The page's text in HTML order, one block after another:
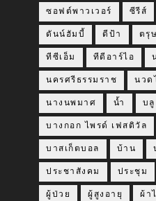
ซอฟต์พาวเวอร์ ซีรีส์
ดันน์ฮัมบี้ ดีป้า ตรุ
ทีซีเอ็ม ทีดีอาร์ไอ
นครศรีธรรมราช นวด
นางนพมาศ น้ำ บลู
บางกอก ไพรด์ เฟสติวัล
บาสเก็ตบอล บ้าน
ประชาสังคม ประชุม
ผู้ป่วย ผู้สูงอายุ ผ้า